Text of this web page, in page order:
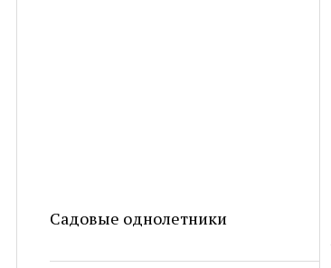
Садовые однолетники